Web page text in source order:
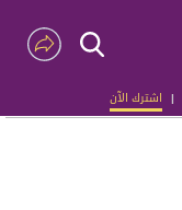
| اشترك الآن